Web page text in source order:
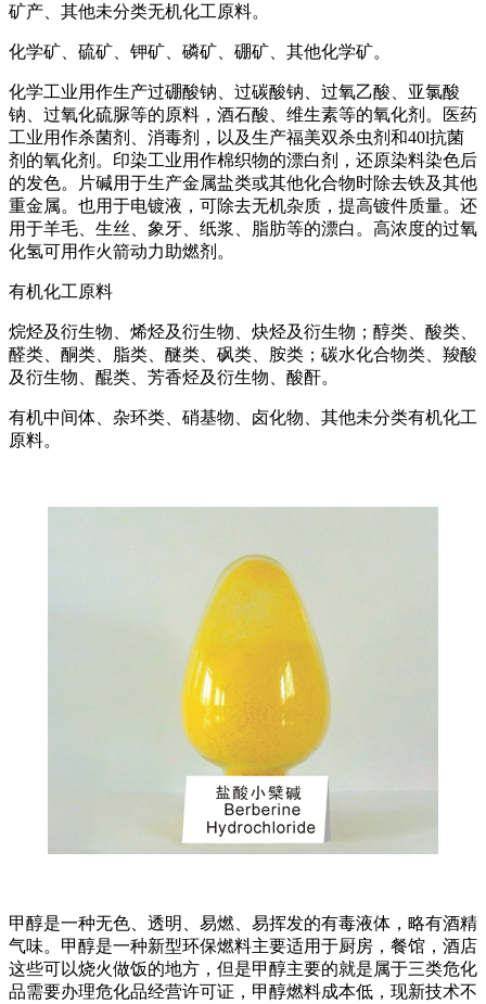
矿产、其他未分类无机化工原料。
化学矿、硫矿、钾矿、磷矿、硼矿、其他化学矿。
化学工业用作生产过硼酸钠、过碳酸钠、过氧乙酸、亚氯酸
钠、过氧化硫脲等的原料，酒石酸、维生素等的氧化剂。医药
工业用作杀菌剂、消毒剂，以及生产福美双杀虫剂和40l抗菌
剂的氧化剂。印染工业用作棉织物的漂白剂，还原染料染色后
的发色。片碱用于生产金属盐类或其他化合物时除去铁及其他
重金属。也用于电镀液，可除去无机杂质，提高镀件质量。还
用于羊毛、生丝、象牙、纸浆、脂肪等的漂白。高浓度的过氧
化氢可用作火箭动力助燃剂。
有机化工原料
烷烃及衍生物、烯烃及衍生物、炔烃及衍生物；醇类、酸类、
醛类、酮类、脂类、醚类、砜类、胺类；碳水化合物类、羧酸
及衍生物、醌类、芳香烃及衍生物、酸酐。
有机中间体、杂环类、硝基物、卤化物、其他未分类有机化工
原料。
甲醇是一种无色、透明、易燃、易挥发的有毒液体，略有酒精
气味。甲醇是一种新型环保燃料主要适用于厨房，餐馆，酒店
这些可以烧火做饭的地方，但是甲醇主要的就是属于三类危化
品需要办理危化品经营许可证，甲醇燃料成本低，现新技术不